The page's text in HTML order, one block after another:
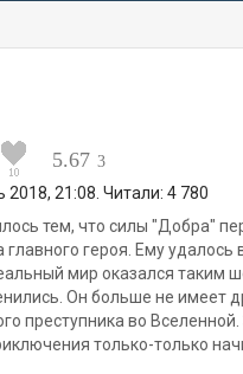
5.67 3
2018, 21:08. Читали: 4 780
тем, что силы "Добра"
героя. Ему
мир оказался таким
Он больше не имеет
преступника во
только-только